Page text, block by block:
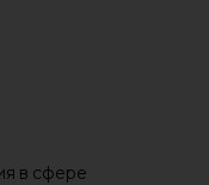
в сфере